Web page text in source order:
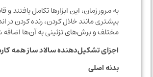
به مرور زمان، این ابزارها تکامل یافتند و
بیشتری مانند خلال کردن، رنده کردن در
مختلف و برش‌های تزئینی به آن‌ها اضافه شد.
اجزای تشکیل‌دهنده سالاد ساز همه کاره
بدنه اصلی